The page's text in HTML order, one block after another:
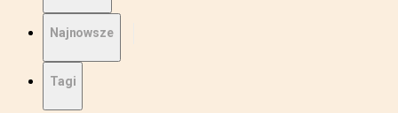
Najnowsze
Tagi